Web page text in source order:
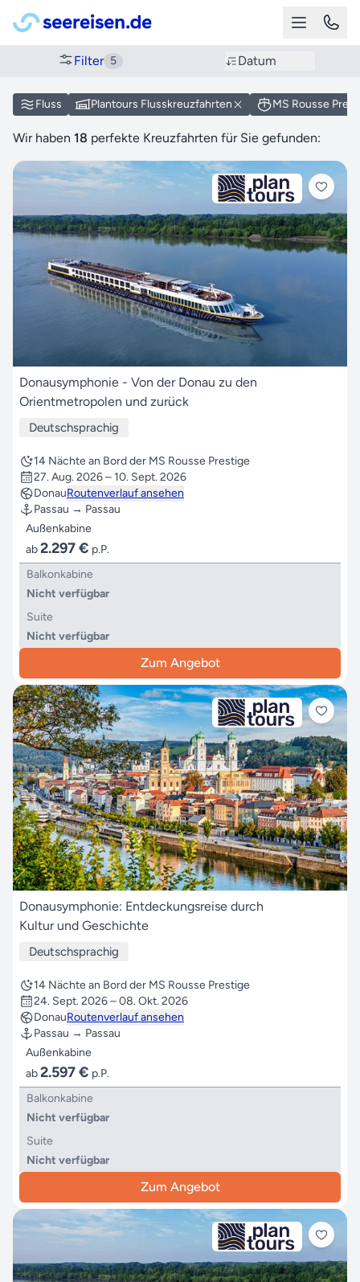
Filter 5 Datum
Fluss Plantours Flusskreuzfahrten MS Rousse
Wir haben 18 perfekte Kreuzfahrten für Sie gefunden:
Donausymphonie - Von der Donau zu den
Orientmetropolen und zurück
Deutschsprachig
14 Nächte an Bord der MS Rousse Prestige
27. Aug. 2026 – 10. Sept. 2026
DonauRoutenverlauf ansehen
Passau → Passau
Außenkabine
ab2.297 € p.P.
Balkonkabine
Nicht verfügbar
Suite
Nicht verfügbar
Zum Angebot
Donausymphonie: Entdeckungsreise durch
Kultur und Geschichte
Deutschsprachig
14 Nächte an Bord der MS Rousse Prestige
24. Sept. 2026 – 08. Okt. 2026
DonauRoutenverlauf ansehen
Passau → Passau
Außenkabine
ab2.597 € p.P.
Balkonkabine
Nicht verfügbar
Suite
Nicht verfügbar
Zum Angebot